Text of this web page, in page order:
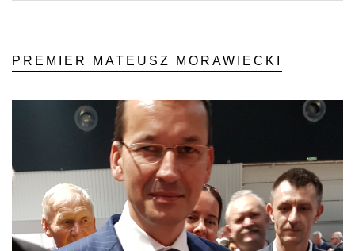
PREMIER MATEUSZ MORAWIECKI